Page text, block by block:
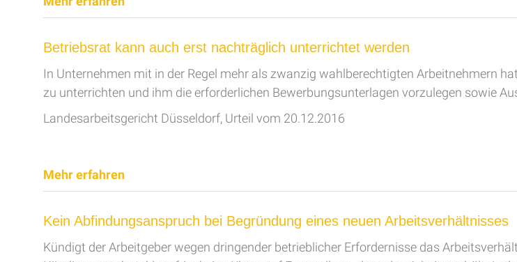
Betriebsrat kann auch erst nachträglich unterrichtet werden
In Unternehmen mit in der Regel mehr als zwanzig wahlberechtigten Arbeitnehmern
zu unterrichten und ihm die erforderlichen Bewerbungsunterlagen vorzulegen sowie
Landesarbeitsgericht Düsseldorf, Urteil vom 20.12.2016
Mehr erfahren
Kein Abfindungsanspruch bei Begründung eines neuen Arbeitsverhältnisses
Kündigt der Arbeitgeber wegen dringender betrieblicher Erfordernisse das